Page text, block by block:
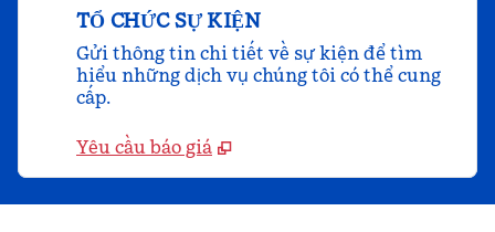
TỔ CHỨC SỰ KIỆN
Gửi thông tin chi tiết về sự kiện để tìm
hiểu những dịch vụ chúng tôi có thể cung
cấp.
Yêu cầu báo giá